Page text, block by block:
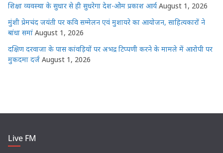
शिक्षा व्यवस्था के सुधार से ही सुधरेगा देश-ओम प्रकाश आर्य August 1, 2026
मुंशी प्रेमचंद जयंती पर कवि सम्मेलन एवं मुशायरे का आयोजन, साहित्यकारों ने
बांधा समां August 1, 2026
दक्षिण दरवाजा के पास कांवड़ियों पर अभद्र टिप्पणी करने के मामले में आरोपी पर
मुकदमा दर्ज August 1, 2026
Live FM